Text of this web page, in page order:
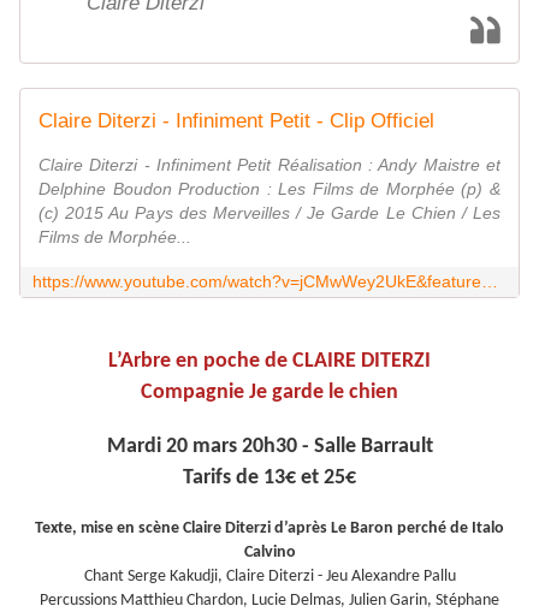
Claire Diterzi - Infiniment Petit - Clip Officiel
Claire Diterzi - Infiniment Petit Réalisation : Andy Maistre et
Delphine Boudon Production : Les Films de Morphée (p) &
(c) 2015 Au Pays des Merveilles / Je Garde Le Chien / Les
Films de Morphée...
L’Arbre en poche de CLAIRE DITERZI
Compagnie Je garde le chien
Mardi 20 mars 20h30 - Salle Barrault
Tarifs de 13€ et 25€
Texte, mise en scène Claire Diterzi d’après Le Baron perché de Italo
Calvino
Chant Serge Kakudji, Claire Diterzi - Jeu Alexandre Pallu
Percussions Matthieu Chardon, Lucie Delmas, Julien Garin, Stéphane